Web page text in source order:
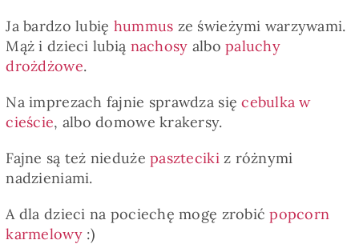
Ja bardzo lubię hummus ze świeżymi warzywami.
Mąż i dzieci lubią nachosy albopaluchy
drożdżowe.
Na imprezach fajnie sprawdza się cebulka w
cieście, albo domowe krakersy.
Fajne są też niedużepaszteciki z różnymi
nadzieniami.
A dla dzieci na pociechę mogę zrobićpopcorn
karmelowy:)